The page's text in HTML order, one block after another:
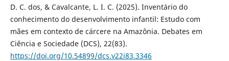
D. C. dos, & Cavalcante, L. I. C. (2025). Inventário do
conhecimento do desenvolvimento infantil: Estudo com
mães em contexto de cárcere na Amazônia. Debates em
Ciência e Sociedade (DCS), 22(83).
https://doi.org/10.54899/dcs.v22i83.3346